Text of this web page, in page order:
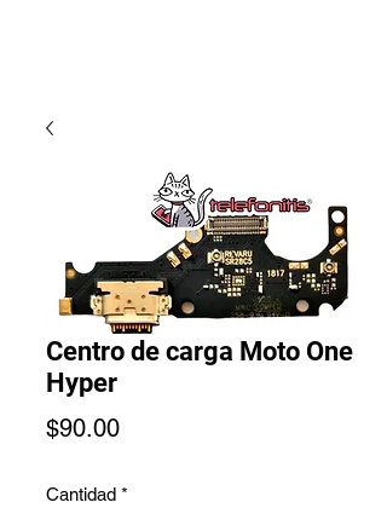
Centro de carga Moto One
Hyper
$90.00Precio
Cantidad *